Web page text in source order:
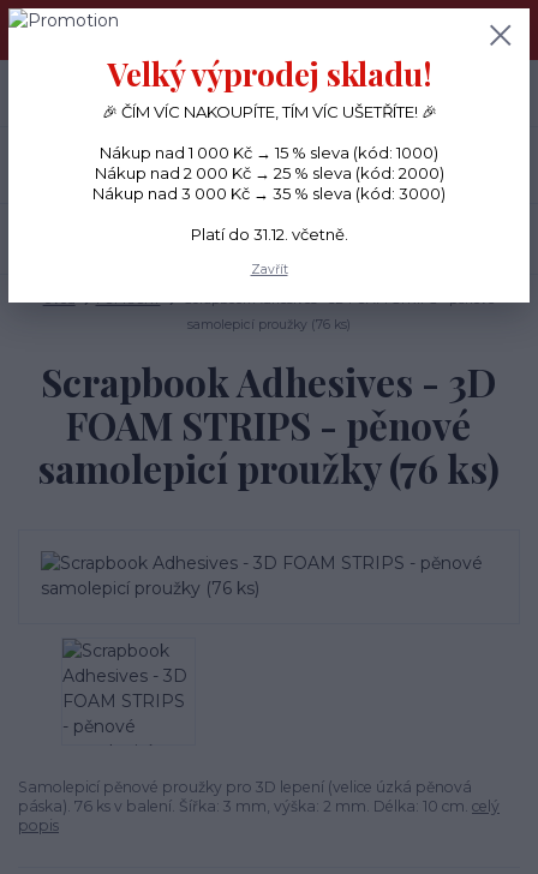
PŘÁNÍČKA a PAPÍROVÉ DÁRKY odesílám každý den, KREATIVNÍ
Menu
CZK
+420 734 380 930
(Po-Ne, 8-20 hod.)
samolepicí proužky (76 ks)
Scrapbook Adhesives - 3D
FOAM STRIPS - pěnové
samolepicí proužky (76 ks)
Samolepicí pěnové proužky pro 3D lepení (velice úzká pěnová
páska). 76 ks v balení. Šířka: 3 mm, výška: 2 mm. Délka: 10 cm. celý
popis
Velký výprodej skladu!
🎉 ČÍM VÍC NAKOUPÍTE, TÍM VÍC UŠETŘÍTE! 🎉
Nákup nad 1 000 Kč → 15 % sleva (kód: 1000)
Nákup nad 2 000 Kč → 25 % sleva (kód: 2000)
Nákup nad 3 000 Kč → 35 % sleva (kód: 3000)
Platí do 31.12. včetně.
Zavřít